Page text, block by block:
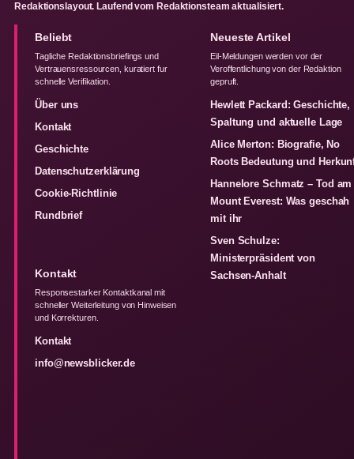
Redaktionslayout. Laufend vom Redaktionsteam aktualisiert.
Beliebt
Tagliche Redaktionsbriefings und
Vertrauensressourcen, kuratiert fur
schnelle Verifikation.
Über uns
Kontakt
Geschichte
Datenschutzerklärung
Cookie-Richtlinie
Rundbrief
Neueste Artikel
Eil-Meldungen werden vor der
Veroffentlichung von der Redaktion
gepruft.
Hewlett Packard: Geschichte,
Spaltung und aktuelle Lage
Alice Merton: Biografie, No
Roots Bedeutung und
Hannelore Schmatz – Tod am
Mount Everest: Was geschah
mit ihr
Sven Schulze:
Ministerpräsident von
Sachsen-Anhalt
Kontakt
Responsestarker Kontaktkanal mit
schneller Weiterleitung von Hinweisen
und Korrekturen.
Kontakt
info@newsblicker.de